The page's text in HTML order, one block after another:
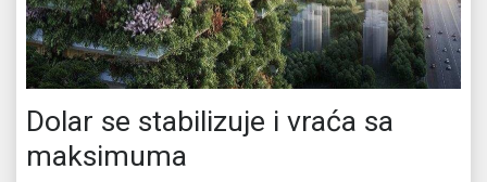
Dolar se stabilizuje i vraća sa
maksimuma